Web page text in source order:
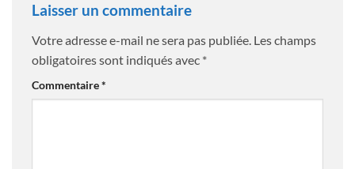
Laisser un commentaire
Votre adresse e-mail ne sera pas publiée. Les champs
obligatoires sont indiqués avec *
Commentaire*